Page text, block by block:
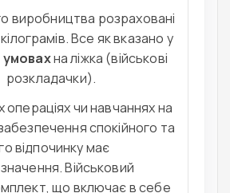
виробництва розраховані
Все як вказано у
умовахна ліжка (військові
розкладачки).
операціях чи навчаннях на
спокійного та
відпочинку має
Військовий
що включає в себе